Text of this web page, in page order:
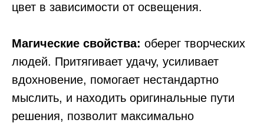
цвет в зависимости от освещения.
Магические свойства: оберег творческих
людей. Притягивает удачу, усиливает
вдохновение, помогает нестандартно
мыслить, и находить оригинальные пути
решения, позволит максимально